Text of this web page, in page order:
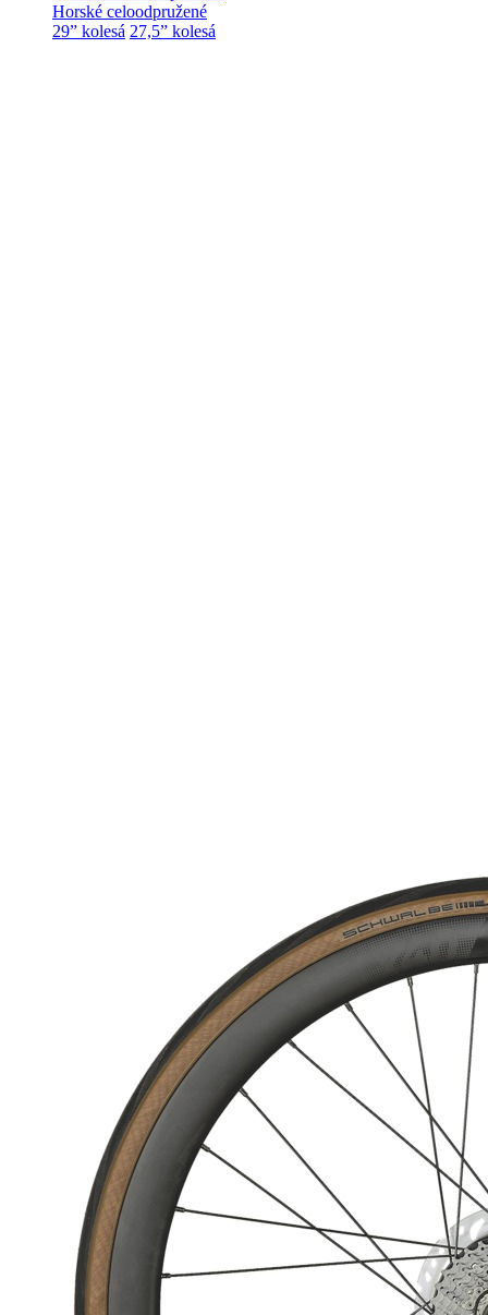
Horské celoodpružené
29” kolesá 27,5” kolesá